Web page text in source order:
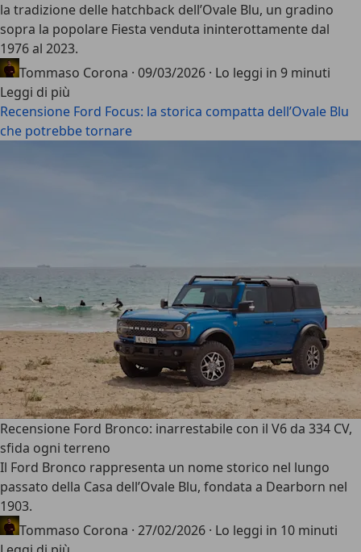
la tradizione delle hatchback dell’Ovale Blu, un gradino
sopra la popolare Fiesta venduta ininterottamente dal
1976 al 2023.
Tommaso Corona · 09/03/2026 · Lo leggi in 9 minuti
Leggi di più
Recensione Ford Focus: la storica compatta dell’Ovale Blu
che potrebbe tornare
Recensione Ford Bronco: inarrestabile con il V6 da 334 CV,
sfida ogni terreno
Il Ford Bronco rappresenta un nome storico nel lungo
passato della Casa dell’Ovale Blu, fondata a Dearborn nel
1903.
Tommaso Corona · 27/02/2026 · Lo leggi in 10 minuti